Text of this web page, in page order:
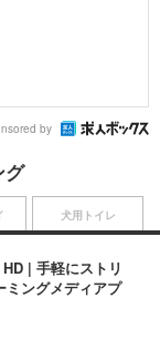
by
グ
| 手軽にストリ
ミングメディアプ
犬用トイレ